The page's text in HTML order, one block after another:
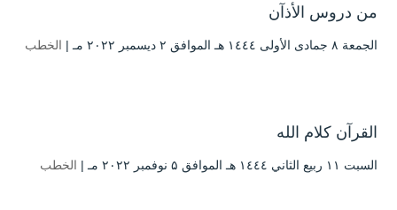
من دروس الأذآن
الجمعة ۸ جمادى الأولى ۱٤٤٤ هـ الموافق ۲ ديسمبر ۲۰۲۲ مـ | الخطب
القرآن كلام الله
السبت ۱۱ ربيع الثاني ۱٤٤٤ هـ الموافق ۵ نوفمبر ۲۰۲۲ مـ | الخطب